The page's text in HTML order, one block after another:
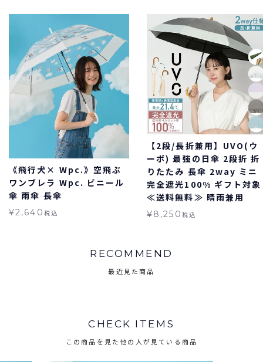
《飛行犬× Wpc.》空飛ぶ
ワンブレラ Wpc. ビニール
傘 雨傘 長傘
¥2,640 税込
【2段/長折兼用】UVO(ウ
ーボ) 最強の日傘 2段折 折
りたたみ 長傘 2way ミニ
完全遮光100% ギフト対象
≪送料無料≫ 晴雨兼用
¥8,250 税込
RECOMMEND
最近見た商品
CHECK ITEMS
この商品を見た他の人が見ている商品